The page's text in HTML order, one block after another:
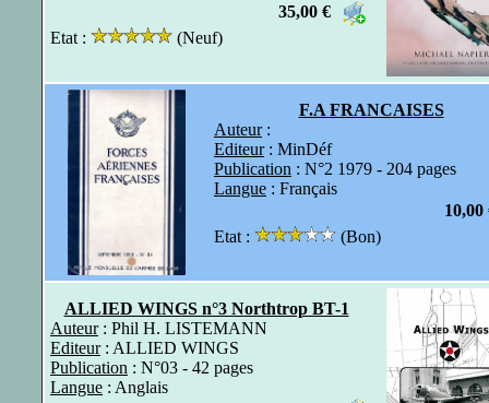
35,00 €
Etat :
(Neuf)
F.A FRANCAISES
Auteur:
Editeur: MinDéf
Publication : N°2 1979 - 204 pages
Langue : Français
Etat :
(Bon)
ALLIED WINGS n°3 Northtrop BT-1
Auteur: Phil H. LISTEMANN
Editeur: ALLIED WINGS
Publication : N°03 - 42 pages
Langue : Anglais